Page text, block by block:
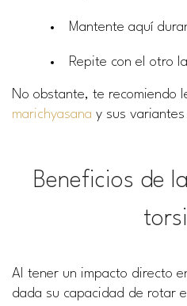
Mantente aquí
Repite con el otro
No obstante, te recomiendo
marichyasana y sus variantes
Beneficios de
Al tener un impacto directo
dada su capacidad de rotar